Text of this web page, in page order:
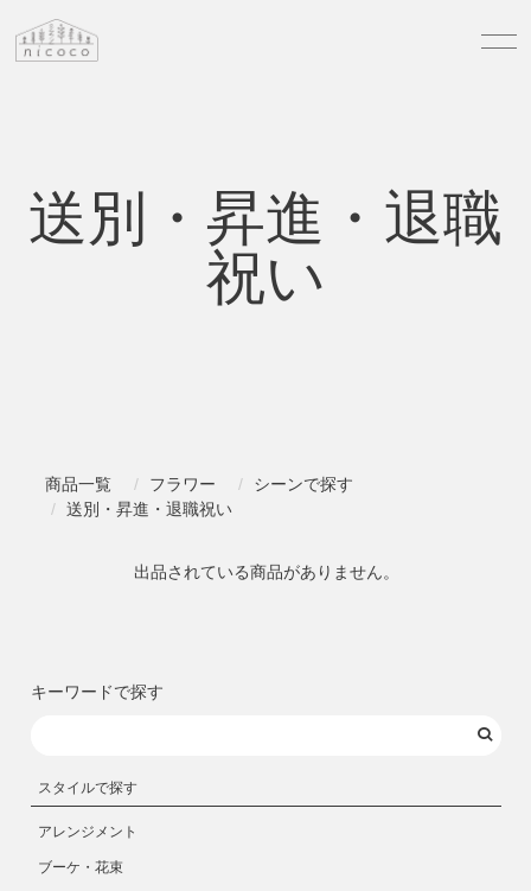
送別・昇進・退職
祝い
商品一覧 フラワー
シーンで探す
送別・昇進・退職祝い
出品されている商品がありません。
キーワードで探す
スタイルで探す
アレンジメント
ブーケ・花束